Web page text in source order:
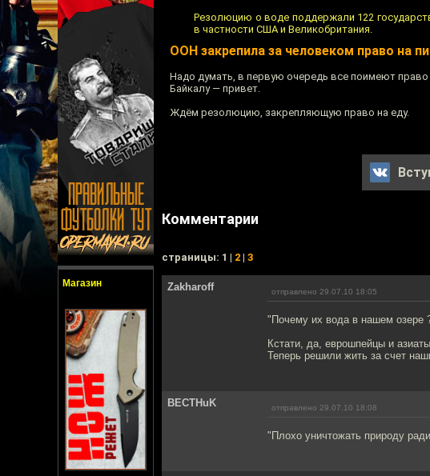
Магазин
Резолюцию о воде поддержали 122
в частности США и Великобритания.
ООН закрепила за человеком право на
Надо думать, в первую очередь все поимеют
Байкалу — привет.
Ждём резолюцию, закрепляющую право на еду.
Комментарии
cтраницы: 1 | 2 | 3
Zakharoff отправлено 29.07.10 18:05
"Почему их вода в нашем озере
Кстати, да, еврошпейцы и
Теперь решили жить за счет
BECTHuK отправлено 29.07.10 18:08
"Плохо уничтожать природу